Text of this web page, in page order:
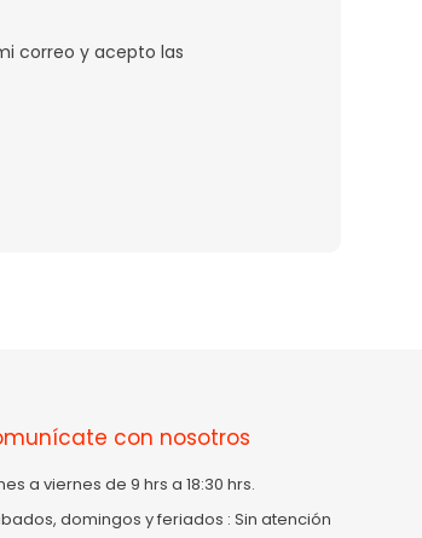
correo y acepto las
con nosotros
a viernes de 9 hrs a 18:30 hrs.
domingos y feriados : Sin atención